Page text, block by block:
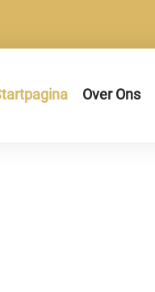
Over Ons